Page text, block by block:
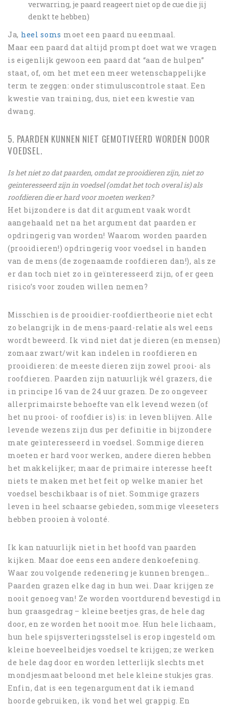
verwarring, je paard reageert niet op de cue die jij
denkt te hebben)
Ja, heel soms moet een paard nu eenmaal.
Maar een paard dat altijd prompt doet wat we vragen
is eigenlijk gewoon een paard dat “aan de hulpen”
staat, of, om het met een meer wetenschappelijke
term te zeggen: onder stimuluscontrole staat. Een
kwestie van training, dus, niet een kwestie van
dwang.
5. PAARDEN KUNNEN NIET GEMOTIVEERD WORDEN DOOR
VOEDSEL.
Is het niet zo dat paarden, omdat ze prooidieren zijn, niet zo
geinteresseerd zijn in voedsel (omdat het toch overal is) als
roofdieren die er hard voor moeten werken?
Het bijzondere is dat dit argument vaak wordt
aangehaald net na het argument dat paarden er
opdringerig van worden! Waarom worden paarden
(prooidieren!) opdringerig voor voedsel in handen
van de mens (de zogenaamde roofdieren dan!), als ze
er dan toch niet zo in geïnteresseerd zijn, of er geen
risico’s voor zouden willen nemen?
Misschien is de prooidier-roofdiertheorie niet echt
zo belangrijk in de mens-paard-relatie als wel eens
wordt beweerd. Ik vind niet dat je dieren (en mensen)
zomaar zwart/wit kan indelen in roofdieren en
prooidieren: de meeste dieren zijn zowel prooi- als
roofdieren. Paarden zijn natuurlijk wél grazers, die
in principe 16 van de 24 uur grazen. De zo ongeveer
allerprimairste behoefte van elk levend wezen (of
het nu prooi- of roofdier is) is: in leven blijven. Alle
levende wezens zijn dus per definitie in bijzondere
mate geïnteresseerd in voedsel. Sommige dieren
moeten er hard voor werken, andere dieren hebben
het makkelijker; maar de primaire interesse heeft
niets te maken met het feit op welke manier het
voedsel beschikbaar is of niet. Sommige grazers
leven in heel schaarse gebieden, sommige vleeseters
hebben prooien à volonté.
Ik kan natuurlijk niet in het hoofd van paarden
kijken. Maar doe eens een andere denkoefening.
Waar zou volgende redenering je kunnen brengen…
Paarden grazen elke dag in hun wei. Daar krijgen ze
nooit genoeg van! Ze worden voortdurend bevestigd in
hun graasgedrag – kleine beetjes gras, de hele dag
door, en ze worden het nooit moe. Hun hele lichaam,
hun hele spijsverteringsstelsel is erop ingesteld om
kleine hoeveelheidjes voedsel te krijgen; ze werken
de hele dag door en worden letterlijk slechts met
mondjesmaat beloond met hele kleine stukjes gras.
Enfin, dat is een tegenargument dat ik iemand
hoorde gebruiken, ik vond het wel grappig. En